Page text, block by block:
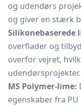
og udendørs
og giver en stærk
Silikonebaserede
overflader og
overfor vejret,
udendørsprojekter.
MS Polymer-lime:
egenskaber fra